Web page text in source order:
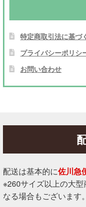
特定商取引法に基づ
プライバシーポリシ
お問い合わせ
配送は基本的に佐川急
※260サイズ以上の大
なる場合もございます。